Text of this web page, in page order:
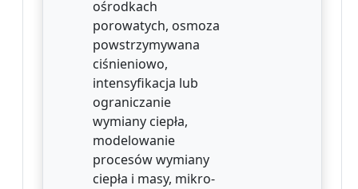
ośrodkach
porowatych, osmoza
powstrzymywana
ciśnieniowo,
intensyfikacja lub
ograniczanie
wymiany ciepła,
modelowanie
procesów wymiany
ciepła i masy, mikro-